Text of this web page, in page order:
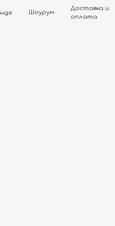
Доставка и
оплата
Шоурум